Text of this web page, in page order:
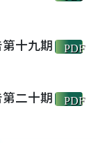
十九期 PDF
二十期 PDF